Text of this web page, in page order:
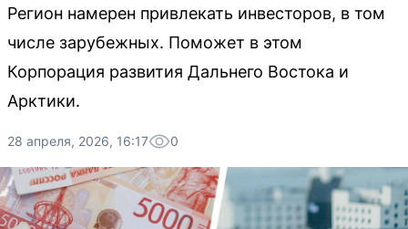
Регион намерен привлекать инвесторов, в том
числе зарубежных. Поможет в этом
Корпорация развития Дальнего Востока и
Арктики.
28 апреля, 2026, 16:17 0